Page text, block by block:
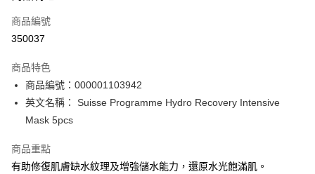
信用卡
Apple Pay
PayMe
WeChat Pay
送貨方式
商品編號
350037
商品特色
商品編號：000001103942
英文名稱： Suisse Programme Hydro Recovery Intensive
Mask 5pcs
商品重點
有助修復肌膚缺水紋理及增強儲水能力，還原水光飽滿肌。